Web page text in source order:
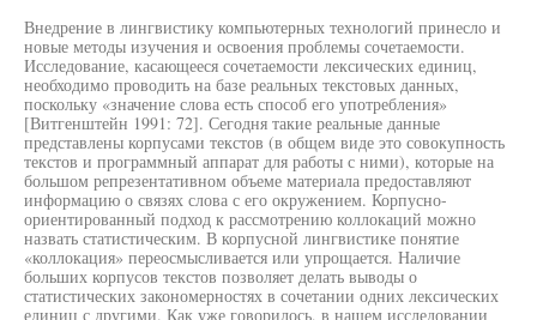
Внедрение в лингвистику компьютерных технологий принесло и
новые методы изучения и освоения проблемы сочетаемости.
Исследование, касающееся сочетаемости лексических единиц,
необходимо проводить на базе реальных текстовых данных,
поскольку «значение слова есть способ его употребления»
[Витгенштейн 1991: 72]. Сегодня такие реальные данные
представлены корпусами текстов (в общем виде это совокупность
текстов и программный аппарат для работы с ними), которые на
большом репрезентативном объеме материала предоставляют
информацию о связях слова с его окружением. Корпусно-
ориентированный подход к рассмотрению коллокаций можно
назвать статистическим. В корпусной лингвистике понятие
«коллокация» переосмысливается или упрощается. Наличие
больших корпусов текстов позволяет делать выводы о
статистических закономерностях в сочетании одних лексических
единиц с другими. Как уже говорилось, в нашем исследовании